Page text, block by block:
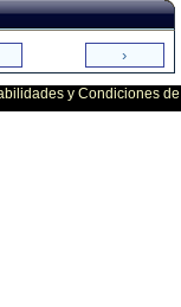
y Condiciones de